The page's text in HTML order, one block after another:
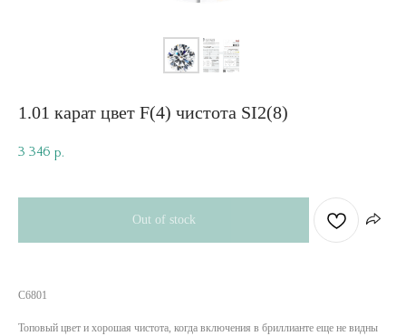
1.01 карат цвет F(4) чистота SI2(8)
3 346 р.
Out of stock
C6801
Топовый цвет и хорошая чистота, когда включения в бриллианте еще не видны